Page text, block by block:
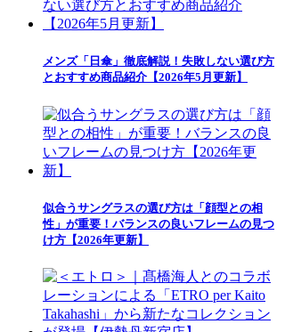
メンズ「日傘」徹底解説！失敗しない選び方
とおすすめ商品紹介【2026年5月更新】
似合うサングラスの選び方は「顔型との相
性」が重要！バランスの良いフレームの見つ
け方【2026年更新】